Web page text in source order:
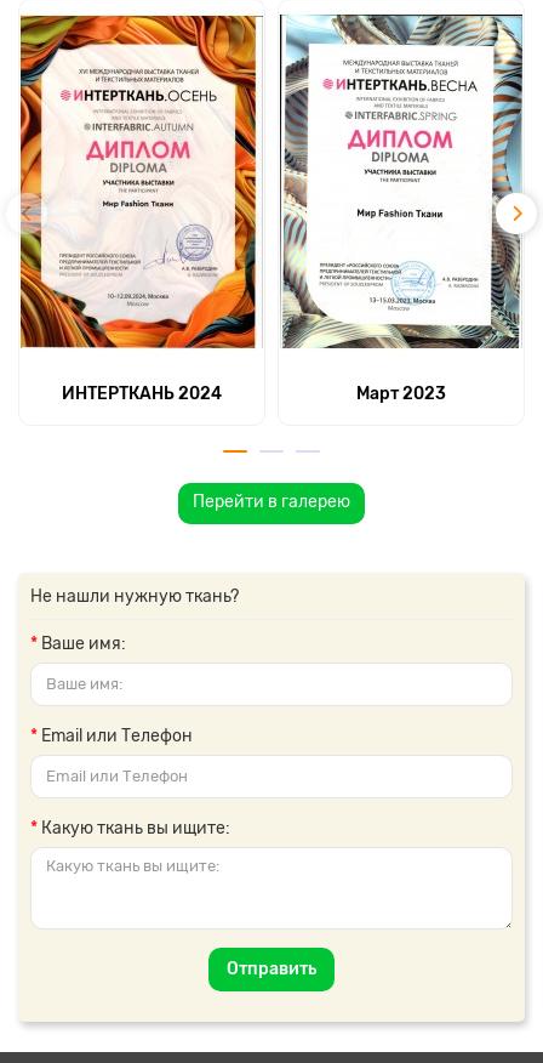
ИНТЕРТКАНЬ 2024 Март 2023
Перейти в галерею
Не нашли нужную ткань?
Ваше имя:
Email или Телефон
Какую ткань вы ищите:
Отправить